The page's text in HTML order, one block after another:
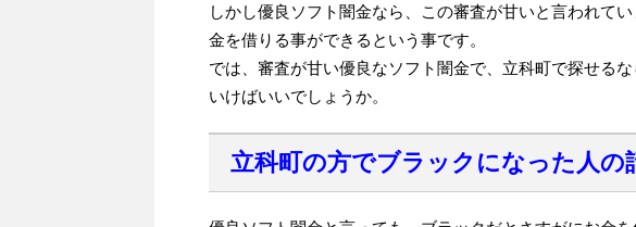
しかし優良ソフト闇金なら、この審査が甘いと言われて
金を借りる事ができるという事です。
では、審査が甘い優良なソフト闇金で、立科町で探せる
いけばいいでしょうか。
立科町の方でブラックになった人の